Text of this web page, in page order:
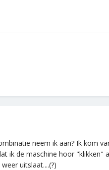
neem ik aan? Ik kom
ik de maschine hoor
uitslaat....(?)